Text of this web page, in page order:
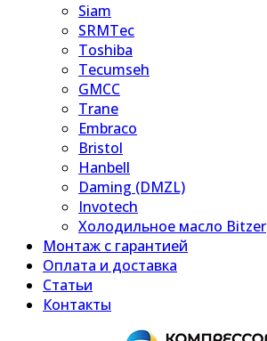
Siam
SRMTec
Toshiba
Tecumseh
GMCC
Trane
Embraco
Bristol
Hanbell
Daming (DMZL)
Invotech
Холодильное масло Bitzer
Монтаж с гарантией
Оплата и доставка
Статьи
Контакты